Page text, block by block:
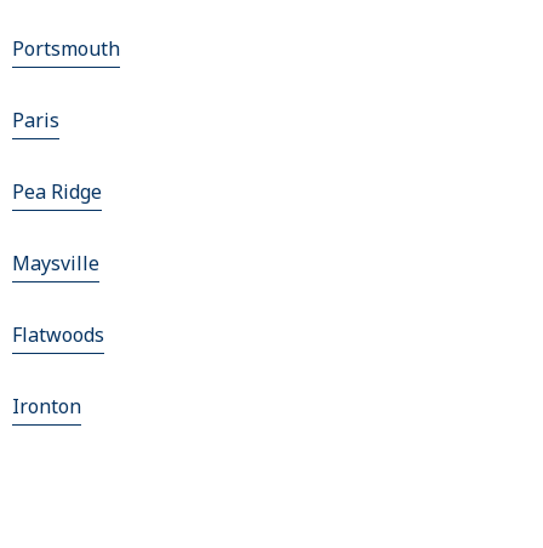
Portsmouth
Paris
Pea Ridge
Maysville
Flatwoods
Ironton